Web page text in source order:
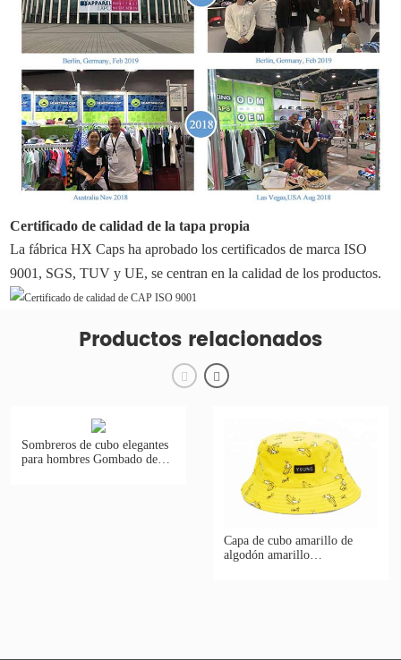
Certificado de calidad de la tapa propia
La fábrica HX Caps ha aprobado los certificados de marca ISO
9001, SGS, TUV y UE, se centran en la calidad de los productos.
Productos relacionados
Sombreros de cubo elegantes
para hombres Gombado de
Capa de cubo amarillo de
algodón amarillo